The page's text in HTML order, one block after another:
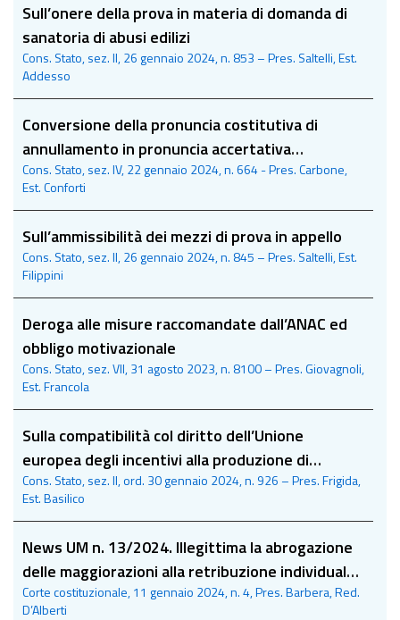
Sull’onere della prova in materia di domanda di
sanatoria di abusi edilizi
Cons. Stato, sez. II, 26 gennaio 2024, n. 853 – Pres. Saltelli, Est.
Addesso
Conversione della pronuncia costitutiva di
annullamento in pronuncia accertativa
dell’illegittimità e risvolti applicativi
Cons. Stato, sez. IV, 22 gennaio 2024, n. 664 - Pres. Carbone,
Est. Conforti
Sull’ammissibilità dei mezzi di prova in appello
Cons. Stato, sez. II, 26 gennaio 2024, n. 845 – Pres. Saltelli, Est.
Filippini
Deroga alle misure raccomandate dall’ANAC ed
obbligo motivazionale
Cons. Stato, sez. VII, 31 agosto 2023, n. 8100 – Pres. Giovagnoli,
Est. Francola
Sulla compatibilità col diritto dell’Unione
europea degli incentivi alla produzione di
energie rinnovabili
Cons. Stato, sez. II, ord. 30 gennaio 2024, n. 926 – Pres. Frigida,
Est. Basilico
News UM n. 13/2024. Illegittima la abrogazione
delle maggiorazioni alla retribuzione individuale
di anzianità dei dipendenti pubblici
Corte costituzionale, 11 gennaio 2024, n. 4, Pres. Barbera, Red.
D’Alberti